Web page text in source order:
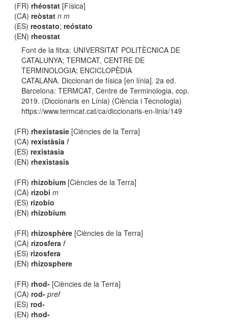
(FR)rhéostat [Física]
(CA)reòstat n m
(ES)reostato;reóstato
(EN)rheostat
Font de la fitxa: UNIVERSITAT POLITÈCNICA DE
CATALUNYA; TERMCAT, CENTRE DE
TERMINOLOGIA; ENCICLOPÈDIA
CATALANA. Diccionari de física [en línia]. 2a ed.
Barcelona: TERMCAT, Centre de Terminologia, cop.
2019. (Diccionaris en Línia) (Ciència i Tecnologia)
https://www.termcat.cat/ca/diccionaris-en-linia/149
(FR)rhexistasie [Ciències de la Terra]
(CA)rexistàsia f
(ES)rexistasia
(EN)rhexistasis
(FR)rhizobium [Ciències de la Terra]
(CA)rizobi m
(ES)rizobio
(EN)rhizobium
(FR)rhizosphère [Ciències de la Terra]
(CA)rizosfera f
(ES)rizosfera
(EN)rhizosphere
(FR)rhod- [Ciències de la Terra]
(CA)rod- pref
(ES)rod-
(EN)rhod-